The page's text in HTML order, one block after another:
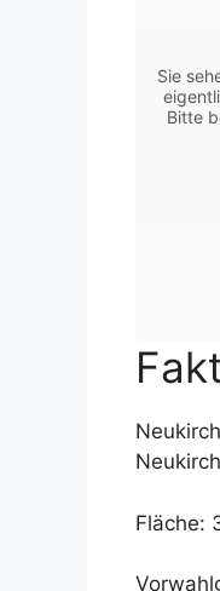
Sie
Bitte
Fläche: